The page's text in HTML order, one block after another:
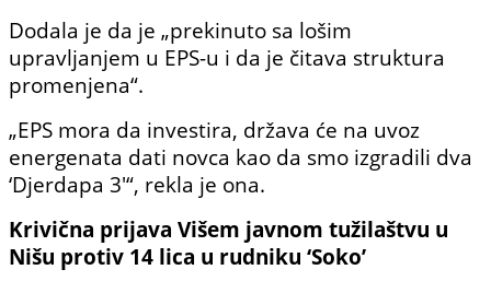
Dodala je da je „prekinuto sa lošim
upravljanjem u EPS-u i da je čitava struktura
promenjena“.
„EPS mora da investira, država će na uvoz
energenata dati novca kao da smo izgradili dva
‘Djerdapa 3′“, rekla je ona.
Krivična prijava Višem javnom tužilaštvu u
Nišu protiv 14 lica u rudniku ‘Soko’